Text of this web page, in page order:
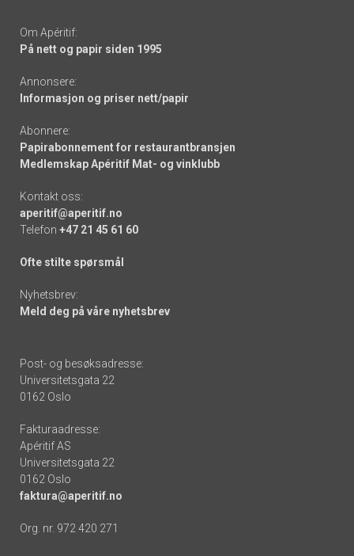
Om Apéritif:
På nett og papir siden 1995
Annonsere:
Informasjon og priser nett/papir
Abonnere:
Papirabonnement for restaurantbransjen
Medlemskap Apéritif Mat- og vinklubb
Kontakt oss:
aperitif@aperitif.no
Telefon +47 21 45 61 60
Ofte stilte spørsmål
Nyhetsbrev:
Meld deg på våre nyhetsbrev
Post- og besøksadresse:
Universitetsgata 22
0162 Oslo
Fakturaadresse:
Apéritif AS
Universitetsgata 22
0162 Oslo
faktura@aperitif.no
Org. nr. 972 420 271